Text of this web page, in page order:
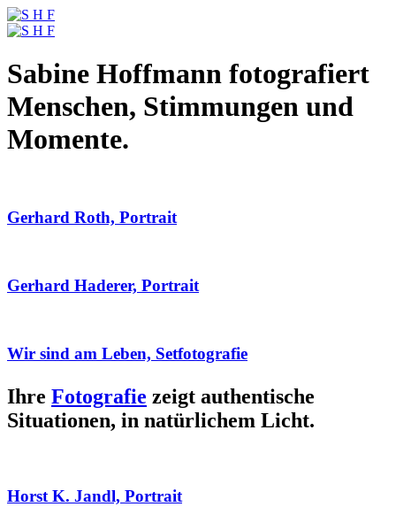
Sabine Hoffmann fotografiert
Menschen, Stimmungen und
Momente.
Gerhard Roth, Portrait
Gerhard Haderer, Portrait
Wir sind am Leben, Setfotografie
Ihre Fotografie zeigt authentische
Situationen, in natürlichem Licht.
Horst K. Jandl, Portrait